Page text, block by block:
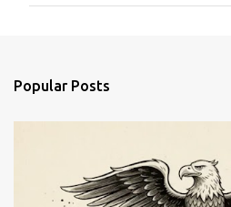
Popular Posts